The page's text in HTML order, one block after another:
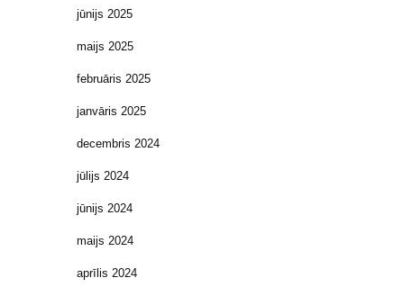
jūnijs 2025
maijs 2025
februāris 2025
janvāris 2025
decembris 2024
jūlijs 2024
jūnijs 2024
maijs 2024
aprīlis 2024